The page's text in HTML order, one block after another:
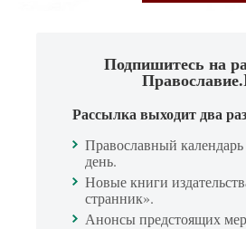
Подпишитесь на
Рассылка выходит два
Православный
день.
Новые книги
странник».
Анонсы предстоящих